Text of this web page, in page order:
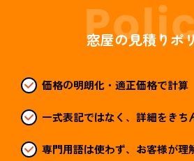
窓屋の見積りポ
価格の明朗化・適正価格で計算
一式表記ではなく、詳細をきち
専門用語は使わず、お客様が理